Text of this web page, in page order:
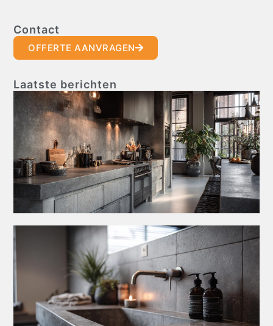
Contact
OFFERTE AANVRAGEN
Laatste berichten